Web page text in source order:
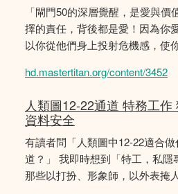
「閘門50的深層覺醒，是愛與
擇的責任，背後都是愛！因為你
以你從他們身上投射危機感，使
hd.mastertitan.org/content/3452
人類圖12-22通道 特務工作
資料安全
有讀者問「人類圖中12-22適合
道？」 我即時想到「特工，私
那些以打扮、形象師，以外表掩